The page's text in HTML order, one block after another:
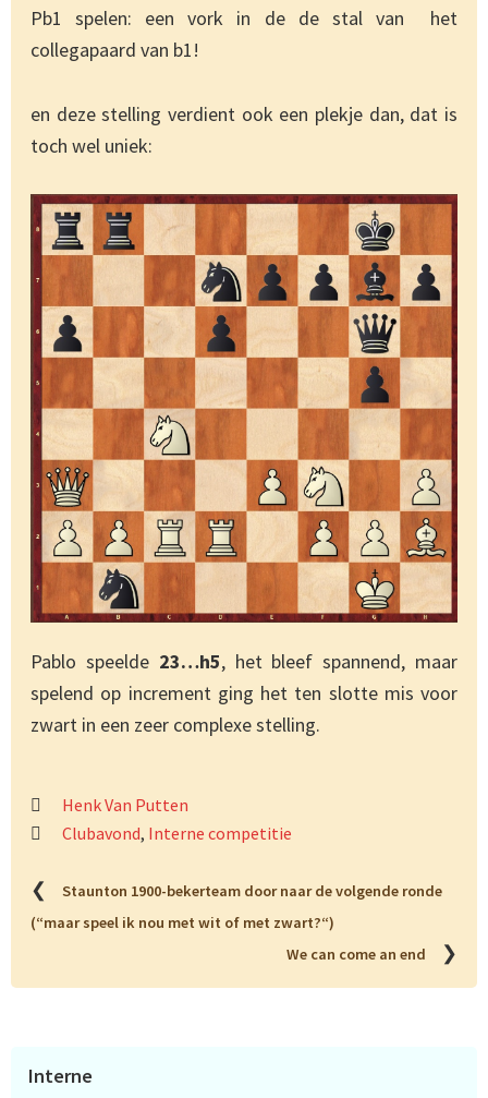
Pb1 spelen: een vork in de de stal van het
collegapaard van b1!
en deze stelling verdient ook een plekje dan, dat is
toch wel uniek:
Pablo speelde 23…h5, het bleef spannend, maar
spelend op increment ging het ten slotte mis voor
zwart in een zeer complexe stelling.
Henk Van Putten
Clubavond, Interne competitie
❮
Staunton 1900-bekerteam door naar de volgende ronde
(“maar speel ik nou met wit of met zwart?“)
We can come an end
❯
Primaire
Interne